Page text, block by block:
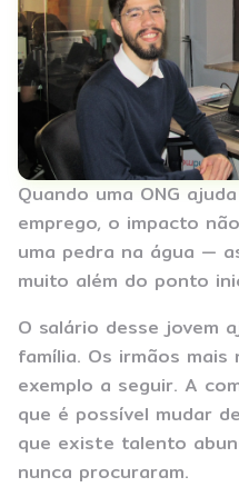
Quando uma ONG
emprego, o impacto
uma pedra na água —
muito além do ponto
O salário desse jovem
família. Os irmãos mais
exemplo a seguir. A
que é possível mudar
que existe talento
nunca procuraram.